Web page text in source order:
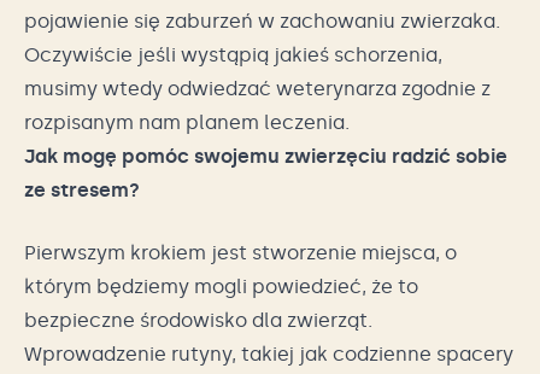
pojawienie się zaburzeń w zachowaniu zwierzaka.
Oczywiście jeśli wystąpią jakieś schorzenia,
musimy wtedy odwiedzać weterynarza zgodnie z
rozpisanym nam planem leczenia.
Jak mogę pomóc swojemu zwierzęciu radzić sobie
ze stresem?
Pierwszym krokiem jest stworzenie miejsca, o
którym będziemy mogli powiedzieć, że to
bezpieczne środowisko dla zwierząt.
Wprowadzenie rutyny, takiej jak codzienne spacery